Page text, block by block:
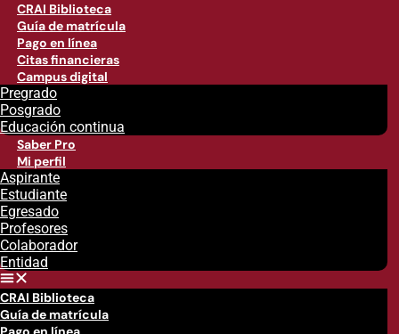
CRAI Biblioteca
Guía de matrícula
Pago en línea
Citas financieras
Campus digital
Pregrado
Posgrado
Educación continua
Saber Pro
Mi perfil
Aspirante
Estudiante
Egresado
Profesores
Colaborador
Entidad
CRAI Biblioteca
Guía de matrícula